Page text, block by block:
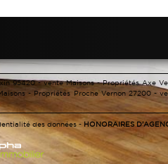
95420 -vente Maisons - Propriétés Axe
- Propriétés Proche Vernon 27200 -
des données- HONORAIRES